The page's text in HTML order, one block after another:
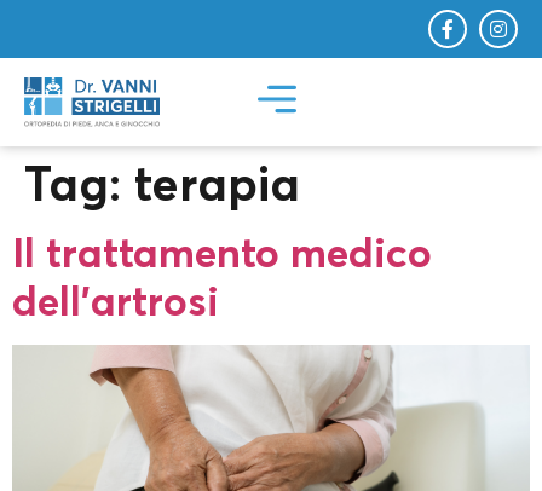
Tag: terapia
Il trattamento medico
dell’artrosi